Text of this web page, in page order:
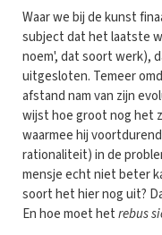
Waar we bij de kunst
subject dat het laatste
noem', dat soort werk),
uitgesloten. Temeer
afstand nam van zijn
wijst hoe groot nog het
waarmee hij
rationaliteit) in de
mensje echt niet beter
soort het hier nog uit?
En hoe moet hetrebus